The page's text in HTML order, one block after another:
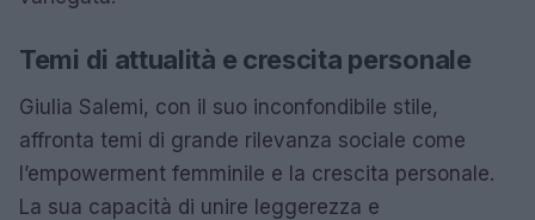
Temi di attualità e crescita personale
Giulia Salemi, con il suo inconfondibile stile,
affronta temi di grande rilevanza sociale come
l’empowerment femminile e la crescita personale.
La sua capacità di unire leggerezza e